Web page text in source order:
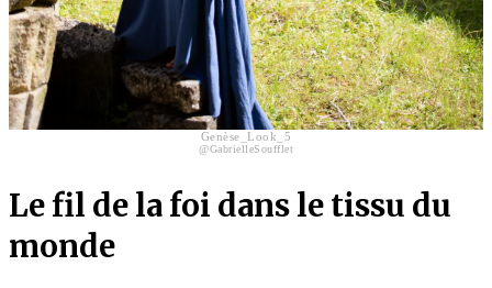
Genèse_Look_5
@GabrielleSoufflet
Le fil de la foi dans le tissu du
monde